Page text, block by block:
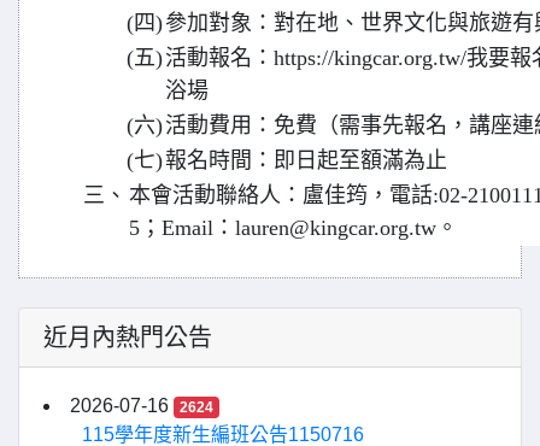
(四)參加對象：對在地、世界文化與旅遊
(五)活動報名：https://kingcar.org.tw/我要
浴場
(六)活動費用：免費（需事先報名，講座
(七)報名時間：即日起至額滿為止
三、 本會活動聯絡人：盧佳筠，電話:02-
5；Email：lauren@kingcar.org.tw。
近月內熱門公告
2026-07-16 2624
115學年度新生編班公告1150716